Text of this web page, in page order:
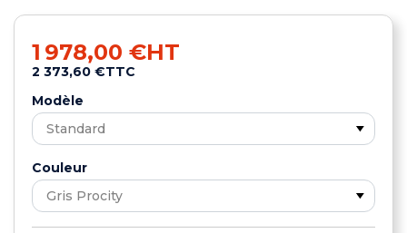
1 978,00 €HT
2 373,60 €TTC
Modèle
Couleur